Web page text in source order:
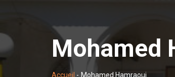
Mohamed
Accueil - Mohamed Hamraoui